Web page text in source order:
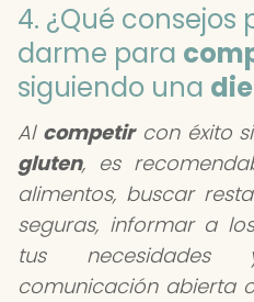
4. ¿Qué
darme para
siguiendo una
Al competircon éxito
gluten, es
alimentos, buscar
seguras, informar a
tus
comunicación abierta